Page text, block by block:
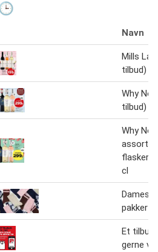
Navn
Mills
tilbud) 6
Why
tilbud) 6
Why
flasker
cl
pakker
Et tilbud
gerne vil